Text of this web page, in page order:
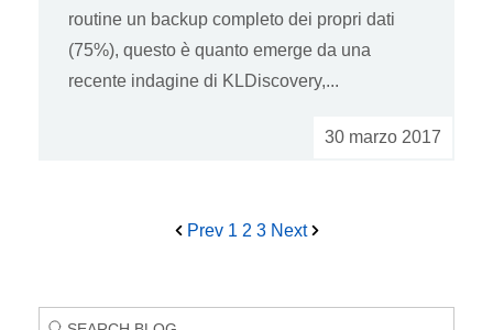
routine un backup completo dei propri dati
(75%), questo è quanto emerge da una
recente indagine di KLDiscovery,...
30 marzo 2017
Prev 1 2 3 Next